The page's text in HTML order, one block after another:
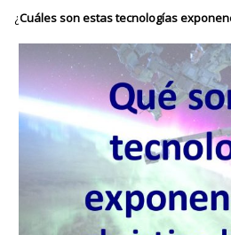
¿Cuáles son estas tecnologías